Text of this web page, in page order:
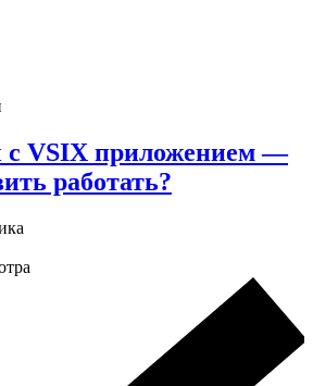
VSIX приложением —
работать?